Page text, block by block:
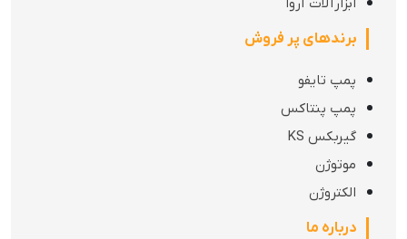
ابزارآلات آروا
برندهای پر فروش
پمپ تایفو
پمپ پنتاکس
گیربکس KS
موتوژن
الکتروژن
درباره ما